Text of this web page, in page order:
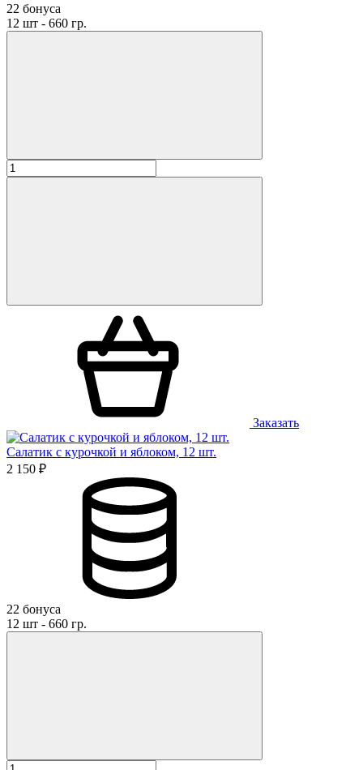
22 бонуса
12 шт - 660 гр.
Заказать
Салатик с курочкой и яблоком, 12 шт.
2 150 ₽
22 бонуса
12 шт - 660 гр.